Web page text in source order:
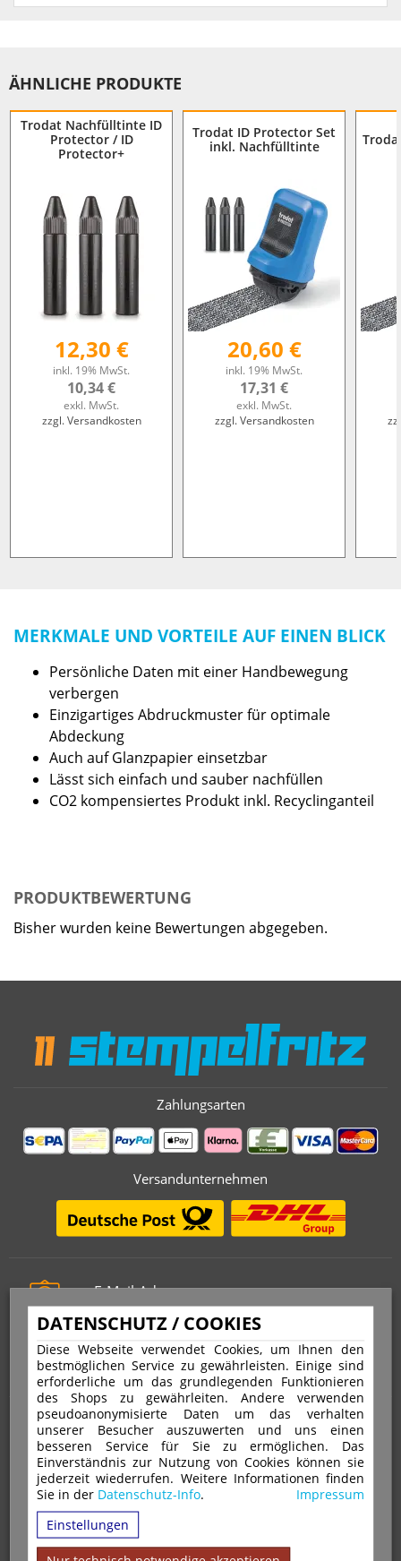
DATENSCHUTZ / COOKIES
Diese Webseite verwendet Cookies, um Ihnen den
bestmöglichen Service zu gewährleisten. Einige sind
erforderliche um das grundlegenden Funktionieren
des Shops zu gewährleiten. Andere verwenden
pseudoanonymisierte Daten um das verhalten
unserer Besucher auszuwerten und uns einen
besseren Service für Sie zu ermöglichen. Das
Einverständnis zur Nutzung von Cookies können sie
jederzeit wiederrufen. Weitere Informationen finden
Sie in der Datenschutz-Info.
Impressum
Einstellungen
ÄHNLICHE PRODUKTE
Trodat Nachfülltinte ID
Protector / ID
Protector+
12,30 €
inkl. 19% MwSt.
10,34 €
exkl. MwSt.
zzgl. Versandkosten
Trodat ID Protector Set
inkl. Nachfülltinte
20,60 €
inkl. 19% MwSt.
17,31 €
exkl. MwSt.
zzgl. Versandkosten
MERKMALE UND VORTEILE AUF EINEN BLICK
Persönliche Daten mit einer Handbewegung
verbergen
Einzigartiges Abdruckmuster für optimale
Abdeckung
Auch auf Glanzpapier einsetzbar
Lässt sich einfach und sauber nachfüllen
CO2 kompensiertes Produkt inkl. Recyclinganteil
PRODUKTBEWERTUNG
Bisher wurden keine Bewertungen abgegeben.
Zahlungsarten
Versandunternehmen
E-Mail-Adresse
info@stempelfritz.de
Telefon
0221 677 812 08
Über uns
VERTRAG WIDERRUFEN
IMPRESSUM
DATENSCHUTZ
WIDERRUFSRECHT
AGB
VERSAND & ZAHLUNGSARTEN
WARENKORB
MAGAZIN